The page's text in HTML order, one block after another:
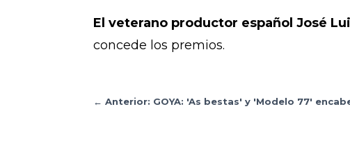
El veterano productor español José
concede los premios.
←Anterior: GOYA: 'As bestas' y 'Modelo 77'